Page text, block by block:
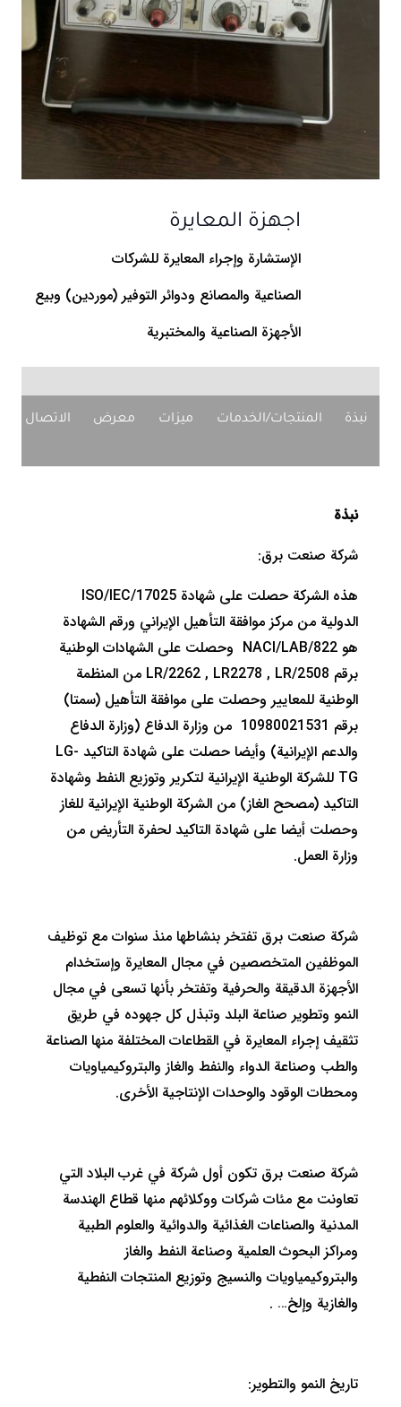
اجهزة المعايرة
الإستشارة وإجراء المعايرة للشركات
الصناعية والمصانع ودوائر التوفير (موردين) وبيع
الأجهزة الصناعية والمختبرية
نبذة المنتجات/الخدمات ميزات معرض الاتصال بنا
نبذة
شركة صنعت برق:
هذه الشركة حصلت على شهادة ISO/IEC/17025
الدولية من مركز موافقة التأهيل الإيراني ورقم الشهادة
هو NACI/LAB/822 وحصلت على الشهادات الوطنية
برقم LR/2262 , LR2278 , LR/2508 من المنظمة
الوطنية للمعايير وحصلت على موافقة التأهيل (سمتا)
برقم 10980021531 من وزارة الدفاع (وزارة الدفاع
والدعم الإيرانية) وأيضا حصلت على شهادة التاكيد LG-
TG للشركة الوطنية الإيرانية لتكرير وتوزيع النفط وشهادة
التاكيد (مصحح الغاز) من الشركة الوطنية الإيرانية للغاز
وحصلت أيضا على شهادة التاكيد لحفرة التأريض من
وزارة العمل.
شركة صنعت برق تفتخر بنشاطها منذ سنوات مع توظيف
الموظفين المتخصصين في مجال المعايرة وإستخدام
الأجهزة الدقيقة والحرفية وتفتخر بأنها تسعى في مجال
النمو وتطوير صناعة البلد وتبذل كل جهوده في طريق
تثقيف إجراء المعايرة في القطاعات المختلفة منها الصناعة
والطب وصناعة الدواء والنفط والغاز والبتروكيمياويات
ومحطات الوقود والوحدات الإنتاجية الأخرى.
شركة صنعت برق تكون أول شركة في غرب البلاد التي
تعاونت مع مئات شركات ووكلائهم منها قطاع الهندسة
المدنية والصناعات الغذائية والدوائية والعلوم الطبية
ومراكز البحوث العلمية وصناعة النفط والغاز
والبتروكيمياويات والنسيج وتوزيع المنتجات النفطية
والغازية وإلخ… .
تاريخ النمو والتطوير: